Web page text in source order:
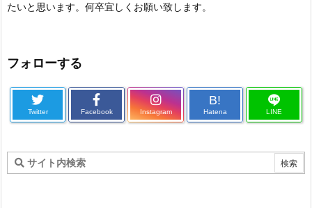
たいと思います。何卒宜しくお願い致します。
フォローする
Twitter Facebook Instagram
B!
Hatena LINE